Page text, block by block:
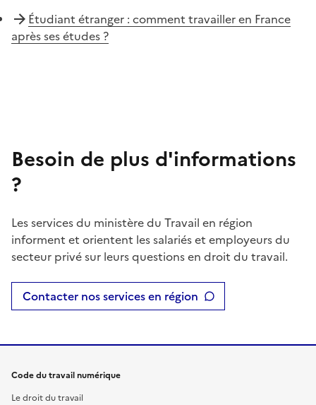
Étudiant étranger : comment travailler en France
après ses études ?
Besoin de plus d'informations
?
Les services du ministère du Travail en région
informent et orientent les salariés et employeurs du
secteur privé sur leurs questions en droit du travail.
Contacter nos services en région
Code du travail numérique
Le droit du travail